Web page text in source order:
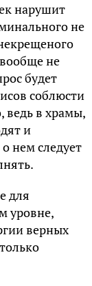
нарушит
не
не
будет
соблюсти
ведь в храмы,
и
нем следует
для
уровне,
верных